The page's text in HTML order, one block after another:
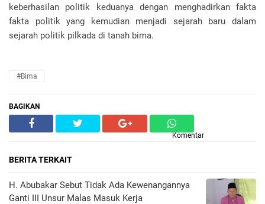
keberhasilan politik keduanya dengan menghadirkan fakta
fakta politik yang kemudian menjadi sejarah baru dalam
sejarah politik pilkada di tanah bima.
#Bima
BAGIKAN
Komentar
BERITA TERKAIT
H. Abubakar Sebut Tidak Ada Kewenangannya
Ganti III Unsur Malas Masuk Kerja